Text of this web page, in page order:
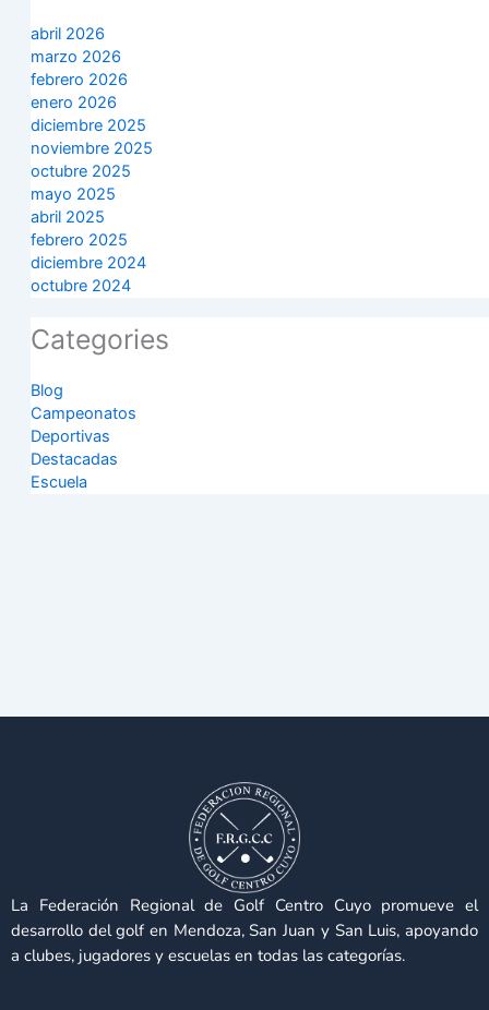
abril 2026
marzo 2026
febrero 2026
enero 2026
diciembre 2025
noviembre 2025
octubre 2025
mayo 2025
abril 2025
febrero 2025
diciembre 2024
octubre 2024
Categories
Blog
Campeonatos
Deportivas
Destacadas
Escuela
La Federación Regional de Golf Centro Cuyo promueve el
desarrollo del golf en Mendoza, San Juan y San Luis, apoyando
a clubes, jugadores y escuelas en todas las categorías.